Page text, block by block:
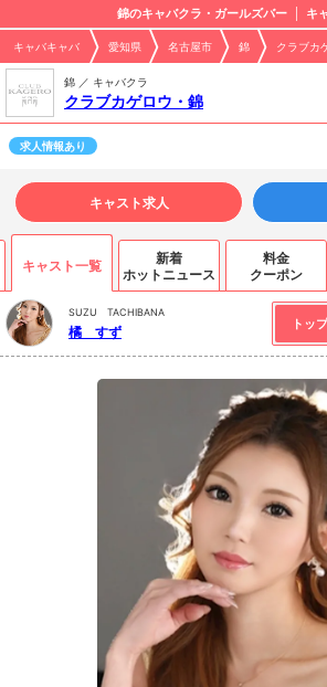
錦のキャバクラ・ガールズバー キ
キャバキャバ 愛知県 名古屋市 錦 クラブカ
錦 ／ キャバクラ
クラブカゲロウ・錦
求人情報あり
キャスト求人
キャスト一覧
新着
ホットニュース
料金
クーポン
SUZU TACHIBANA
橘 すず トップ